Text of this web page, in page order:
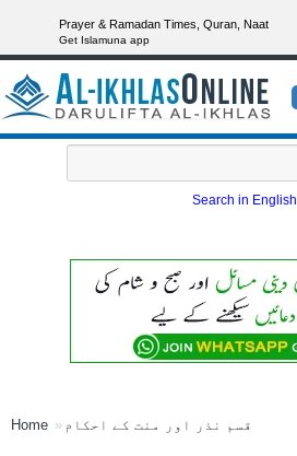
Prayer & Ramadan Times, Quran, Naat
Get Islamuna app
Search in English
Home قسم نذر اور منت کے احکام